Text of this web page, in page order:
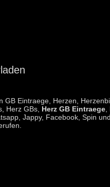
GB Eintraege, Herzen,
Herz GBs, Herz GB Eintraege
Jappy, Facebook, Spin